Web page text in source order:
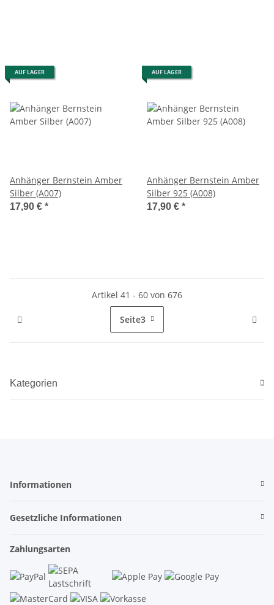
AUF LAGER
Anhänger Bernstein Amber
Silber (A007)
17,90 € *
AUF LAGER
Anhänger Bernstein Amber
Silber 925 (A008)
17,90 € *
Artikel 41 - 60 von 676
Seite3
Kategorien
Informationen
Gesetzliche Informationen
Zahlungsarten